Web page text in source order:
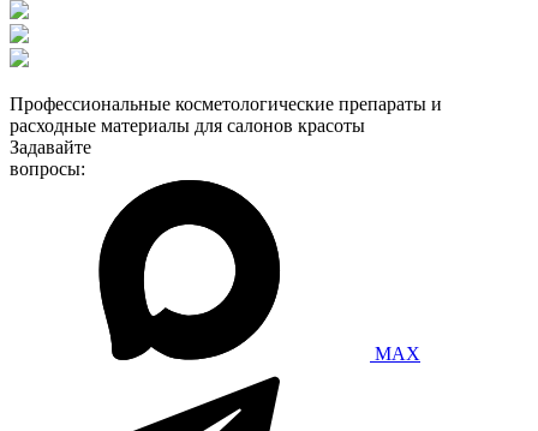
Профессиональные косметологические препараты и
расходные материалы для салонов красоты
Задавайте
вопросы:
MAX